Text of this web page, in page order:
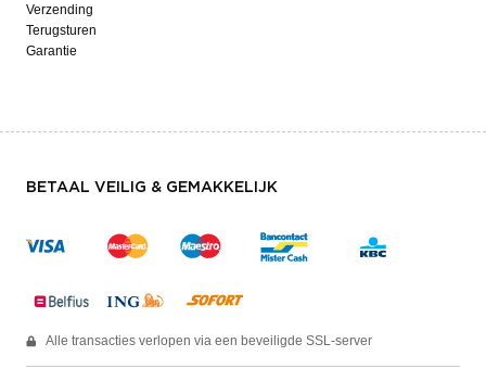
Verzending
Terugsturen
Garantie
BETAAL VEILIG & GEMAKKELIJK
Alle transacties verlopen via een beveiligde SSL-server